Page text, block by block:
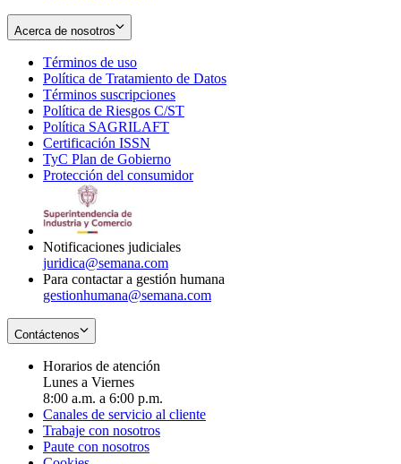
Acerca de nosotros
Términos de uso
in
new
window
Política de Tratamiento de Datos
Términos suscripciones
in
Política de Riesgos C/ST
Política SAGRILAFT
new
window
Certificación ISSN
in
new
TyC Plan de Gobierno
in
Protección del consumidorOpens
Notificaciones judiciales
juridica@semana.com
Para contactar a gestión humana
gestionhumana@semana.com
Contáctenos
Horarios de atención
Lunes a Viernes
8:00 a.m. a 6:00 p.m.
Canales de servicio al cliente
Trabaje con nosotros
Paute con nosotros